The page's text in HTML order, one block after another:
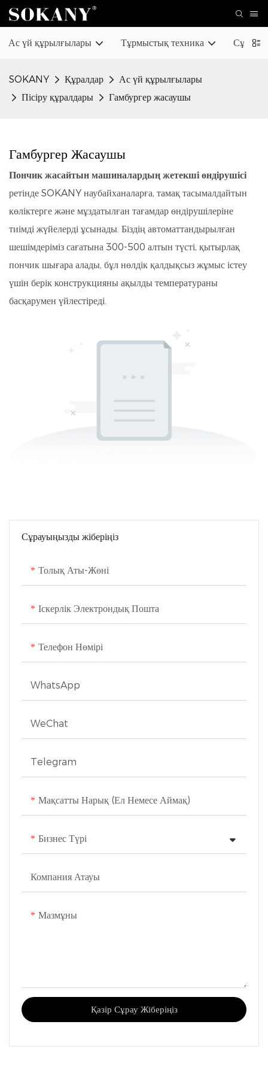
Ас үй құрылғылары Тұрмыстық техника
SOKANY Құралдар
Ас үй құрылғылары
Пісіру құралдары
Гамбургер жасаушы
Гамбургер Жасаушы
Пончик жасайтын машиналардың жетекші өндірушісі
ретінде SOKANY наубайханаларға, тамақ тасымалдайтын
көліктерге және мұздатылған тағамдар өндірушілеріне
тиімді жүйелерді ұсынады. Біздің автоматтандырылған
шешімдеріміз сағатына 300-500 алтын түсті, қытырлақ
пончик шығара алады, бұл нөлдік қалдықсыз жұмыс істеу
үшін берік конструкцияны ақылды температураны
басқарумен үйлестіреді.
Сұрауыңызды жіберіңіз
Толық Аты-Жөні
Іскерлік Электрондық Пошта
Телефон Нөмірі
WhatsApp
WeChat
Telegram
Мақсатты Нарық (ел Немесе Аймақ)
Бизнес Түрі
Компания Атауы
Мазмұны
Қазір Сұрау Жіберіңіз